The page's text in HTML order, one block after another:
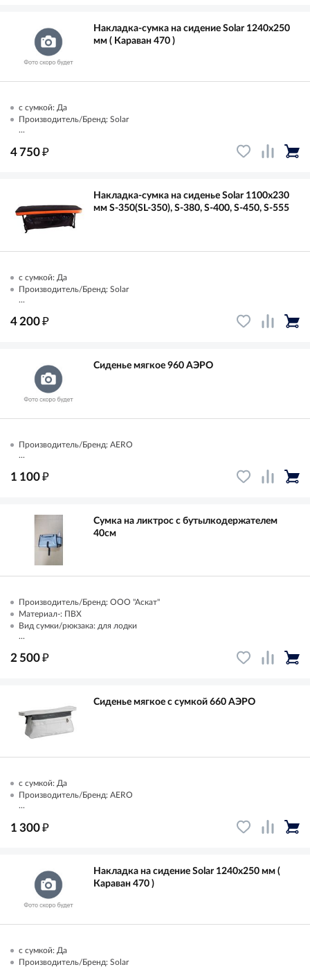
Накладка-сумка на сидение Solar 1240х250
мм ( Караван 470 )
с сумкой: Да
Производитель/Бренд: Solar
...
4 750₽
Накладка-сумка на сиденье Solar 1100х230
мм S-350(SL-350), S-380, S-400, S-450, S-555
с сумкой: Да
Производитель/Бренд: Solar
...
4 200₽
Сиденье мягкое 960 АЭРО
Производитель/Бренд: AERO
...
1 100₽
Сумка на ликтрос с бутылкодержателем
40см
Производитель/Бренд: ООО "Аскат"
Материал-: ПВХ
Вид сумки/рюкзака: для лодки
...
2 500₽
Сиденье мягкое с сумкой 660 АЭРО
с сумкой: Да
Производитель/Бренд: AERO
...
1 300₽
Накладка на сидение Solar 1240х250 мм (
Караван 470 )
с сумкой: Да
Производитель/Бренд: Solar